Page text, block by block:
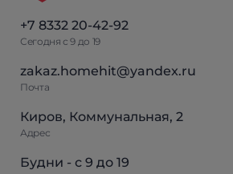
+7 8332 20-42-92
Сегодня с 9 до 19
zakaz.homehit@yandex.ru
Почта
Киров, Коммунальная, 2
Адрес
Будни - с 9 до 19